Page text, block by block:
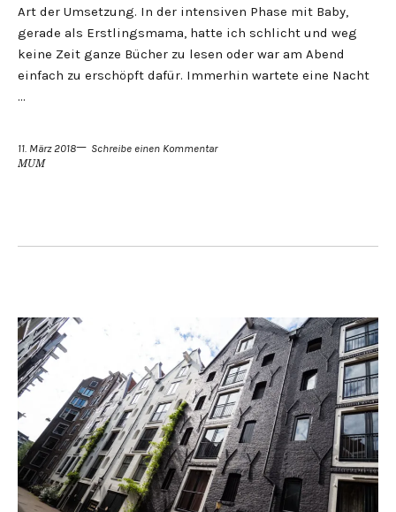
Art der Umsetzung. In der intensiven Phase mit Baby,
gerade als Erstlingsmama, hatte ich schlicht und weg
keine Zeit ganze Bücher zu lesen oder war am Abend
einfach zu erschöpft dafür. Immerhin wartete eine Nacht
…
11. März 2018 Schreibe einen Kommentar
MUM